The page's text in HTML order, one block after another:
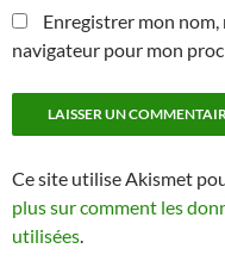
Enregistrer mon
navigateur pour mon
Ce site utilise Akismet
plus sur comment les
utilisées